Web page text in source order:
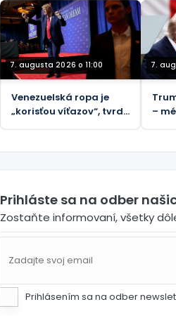
vodcu komunity na
Západnom brehu
Jordánu (VIDEÁ)
7. augusta 2026 o 11:00
Venezuelská ropa je
„korisťou víťazov“, tvrdí
7.
–
Prihláste sa na odber
Zostaňte informovaní, všetky
Prihlásením sa na odber